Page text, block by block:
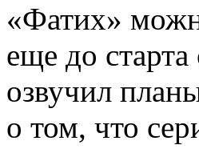
«Фатих»
еще до
озвучил
о том, что